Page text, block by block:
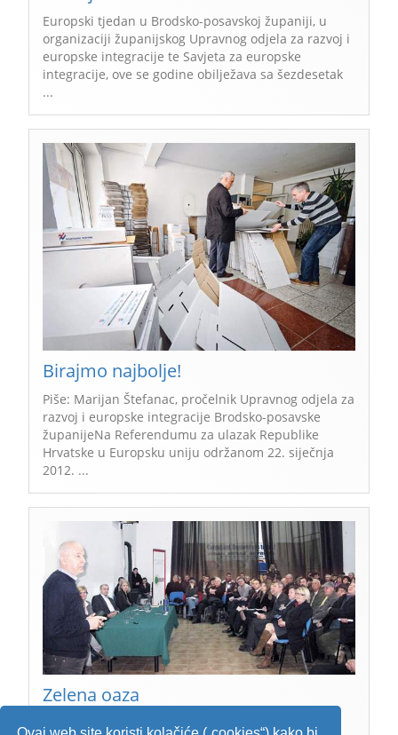
Europski tjedan u Brodsko-posavskoj županiji, u
organizaciji županijskog Upravnog odjela za razvoj i
europske integracije te Savjeta za europske
integracije, ove se godine obilježava sa šezdesetak
...
Birajmo najbolje!
Piše: Marijan Štefanac, pročelnik Upravnog odjela za
razvoj i europske integracije Brodsko-posavske
županijeNa Referendumu za ulazak Republike
Hrvatske u Europsku uniju održanom 22. siječnja
2012. ...
Zelena oaza
"Zelena oaza – Green Oasis" projekt je kojeg pod